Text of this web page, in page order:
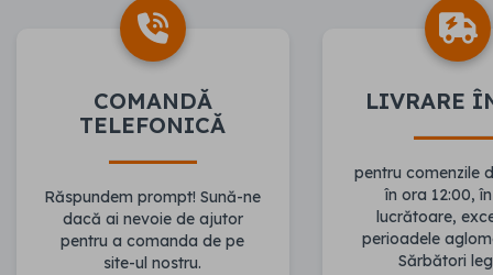
COMANDĂ
TELEFONICĂ
Răspundem prompt! Sună-ne
dacă ai nevoie de ajutor
pentru a comanda de pe
site-ul nostru.
LIVRARE
pentru comenzile
în ora 12:00,
lucrătoare,
perioadele
Sărbători